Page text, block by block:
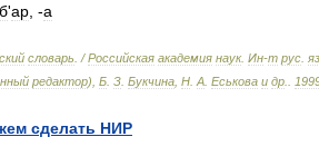
'ар , -а
словарь . /Российская академия наук. Ин-т рус яз
редактор), Б З Букчина Н А Еськова и др
сделать НИР